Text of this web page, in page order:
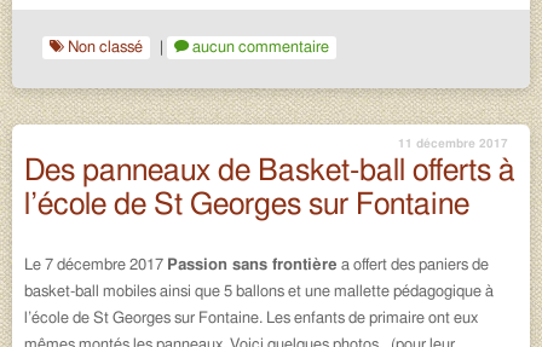
Non classé aucun commentaire
11 décembre 2017
Des panneaux de Basket-ball offerts à
l’école de St Georges sur Fontaine
Le 7 décembre 2017 Passion sans frontière a offert des paniers de
basket-ball mobiles ainsi que 5 ballons et une mallette pédagogique à
l’école de St Georges sur Fontaine. Les enfants de primaire ont eux